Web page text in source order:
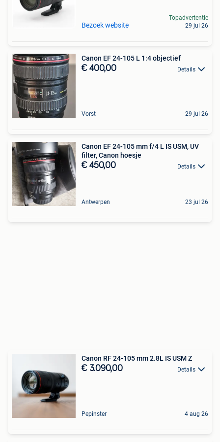
Bezoek website
Topadvertentie
29 jul 26
Canon EF 24-105 L 1:4 objectief
€ 400,00 Details
Vorst 29 jul 26
Canon EF 24-105 mm f/4 L IS USM, UV
filter, Canon hoesje
€ 450,00 Details
Antwerpen 23 jul 26
Canon RF 24-105 mm 2.8L IS USM Z
€ 3.090,00 Details
Pepinster 4 aug 26